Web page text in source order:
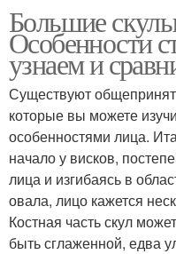
Большие
Особенности
узнаем и
Существуют
которые вы можете
особенностями лица.
начало у висков,
лица и изгибаясь в
овала, лицо кажется
Костная часть скул
быть сглаженной, едва